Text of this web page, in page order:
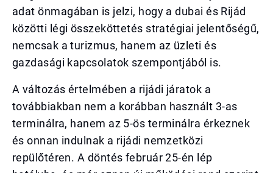
adat önmagában is jelzi, hogy a dubai és Rijád
közötti légi összeköttetés stratégiai jelentőségű,
nemcsak a turizmus, hanem az üzleti és
gazdasági kapcsolatok szempontjából is.
A változás értelmében a rijádi járatok a
továbbiakban nem a korábban használt 3-as
terminálra, hanem az 5-ös terminálra érkeznek
és onnan indulnak a rijádi nemzetközi
repülőtéren. A döntés február 25-én lép